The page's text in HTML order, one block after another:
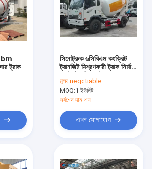
ট্রাক
সিনোট্রুক ৬সিবিএম কংক্রিট
ট্রানজিট মিশ্রণকারী ট্রাক নির্মাণ
মূল্য:negotiable
MOQ:1 ইউনিট
সর্বশেষ দাম পান
এখন যোগাযোগ